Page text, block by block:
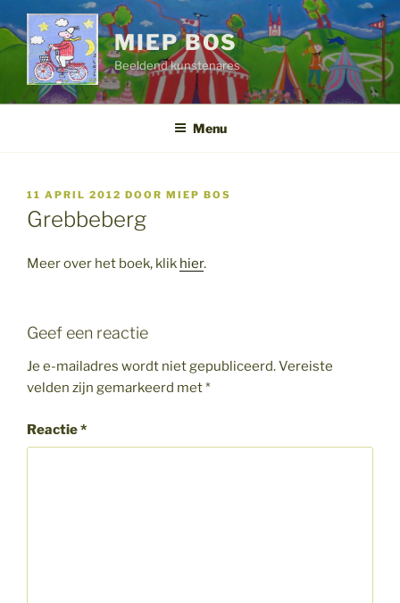
naar
de
inhoud
MIEP BOS
Beeldend kunstenares
Menu
GEPLAATST
OP
11 APRIL 2012 DOOR MIEP BOS
Grebbeberg
Meer over het boek, klik hier.
Geef een reactie
Je e-mailadres wordt niet gepubliceerd.Vereiste
velden zijn gemarkeerd met*
Reactie*